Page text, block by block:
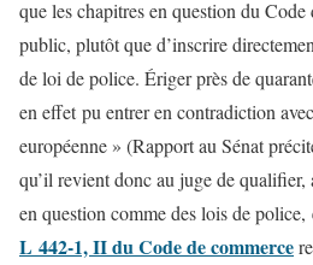
que les chapitres en question du Code
public, plutôt que d’inscrire
de loi de police. Ériger près de
en effet pu entrer en contradiction
européenne » (Rapport au Sénat
qu’il revient donc au juge de qualifier,
en question comme des lois de
L 442-1, II du Code de commerce